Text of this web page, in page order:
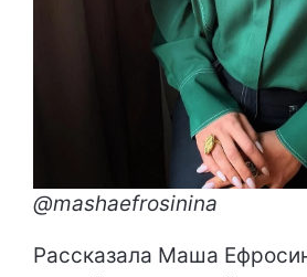
@mashaefrosinina
Рассказала Маша